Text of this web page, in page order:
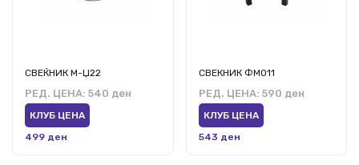
СВЕЌНИК М-Џ22
РЕД. ЦЕНА: 540 ден
КЛУБ ЦЕНА
499 ден
СВЕКНИК ФМ011
РЕД. ЦЕНА: 590 ден
КЛУБ ЦЕНА
543 ден